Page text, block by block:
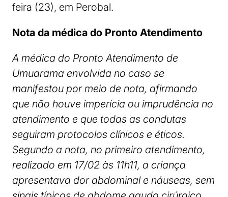
feira (23), em Perobal.
Nota da médica do Pronto Atendimento
A médica do Pronto Atendimento de
Umuarama envolvida no caso se
manifestou por meio de nota, afirmando
que não houve imperícia ou imprudência no
atendimento e que todas as condutas
seguiram protocolos clínicos e éticos.
Segundo a nota, no primeiro atendimento,
realizado em 17/02 às 11h11, a criança
apresentava dor abdominal e náuseas, sem